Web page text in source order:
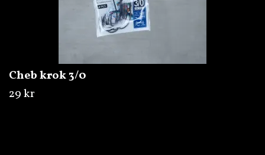
Cheb krok 3/0
29 kr